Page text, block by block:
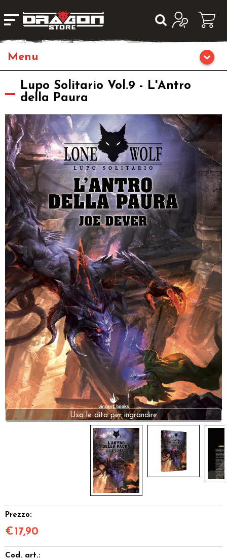
Home
Giochi di Ruolo
Editoria
Giochi di Carte Collezionabili
Miniature
Dadi
Accessori
Giocattoli e Gadget
Offerte del Dragone
Lupo Solitario Vol.9 - L'Antro
della Paura
Prezzo:
€ 17,90
Cod. art.: